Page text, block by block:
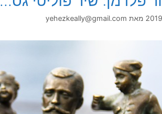
מאת yehezkeally@gmail.com